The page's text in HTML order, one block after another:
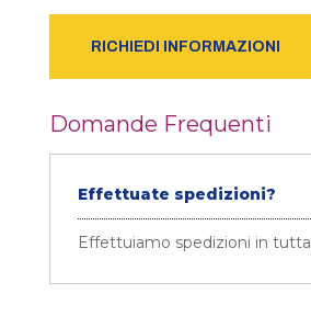
RICHIEDI INFORMAZIONI
Domande Frequenti
Effettuate spedizioni?
Effettuiamo spedizioni in